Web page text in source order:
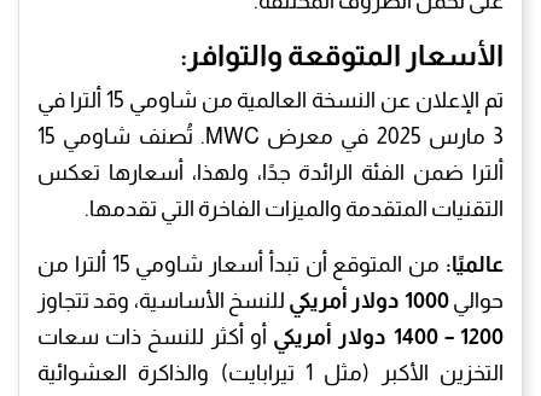
الأسعار المتوقعة والتوافر:
تم الإعلان عن النسخة العالمية من شاومي 15 ألترا في
3 مارس 2025 في معرض MWC. تُصنف شاومي 15
ألترا ضمن الفئة الرائدة جدًا، ولهذا، أسعارها تعكس
التقنيات المتقدمة والميزات الفاخرة التي تقدمها.
عالميًا:
من المتوقع أن تبدأ أسعار شاومي 15 ألترا من
حوالي1000 دولار أمريكي
للنسخ الأساسية، وقد تتجاوز
1200 – 1400 دولار أمريكي
أو أكثر للنسخ ذات سعات
التخزين الأكبر (مثل 1 تيرابايت) والذاكرة العشوائية